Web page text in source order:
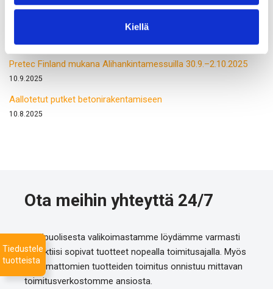
Kiellä
31.10.2025
Drillpipe PD55 -webinaari 5.11.2025
28.10.2025
Pretec Finland mukana Alihankintamessuilla 30.9.–2.10.2025
10.9.2025
Aallotetut putket betonirakentamiseen
10.8.2025
Ota meihin yhteyttä 24/7
Monipuolisesta valikoimastamme löydämme varmasti
projektiisi sopivat tuotteet nopealla toimitusajalla. Myös
listaamattomien tuotteiden toimitus onnistuu mittavan
toimitusverkostomme ansiosta.
Tiedustele
tuotteista